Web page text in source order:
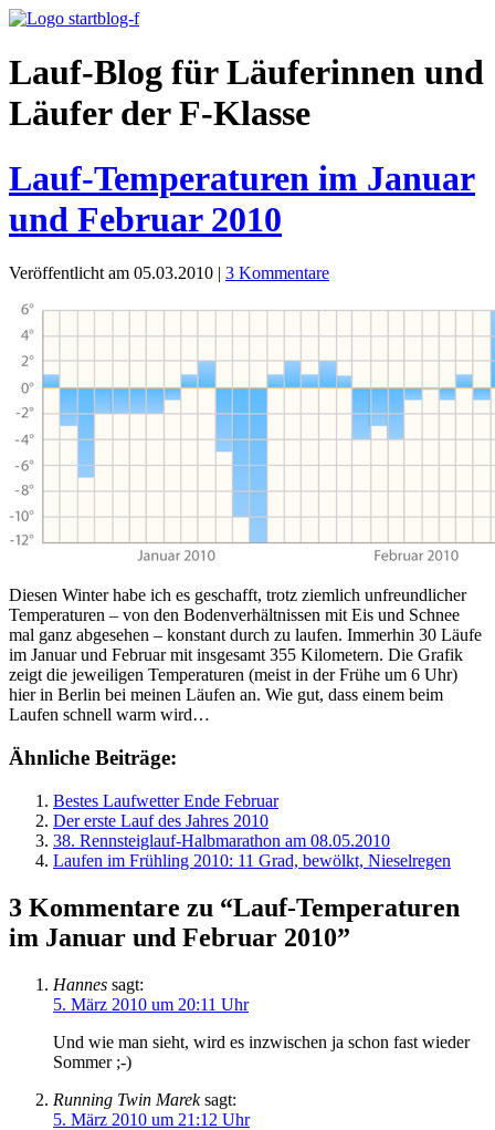
Lauf-Blog für Läuferinnen und
Läufer der F-Klasse
Lauf-Temperaturen im Januar
und Februar 2010
Veröffentlicht am 05.03.2010 | 3 Kommentare
Diesen Winter habe ich es geschafft, trotz ziemlich unfreundlicher
Temperaturen – von den Bodenverhältnissen mit Eis und Schnee
mal ganz abgesehen – konstant durch zu laufen. Immerhin 30 Läufe
im Januar und Februar mit insgesamt 355 Kilometern. Die Grafik
zeigt die jeweiligen Temperaturen (meist in der Frühe um 6 Uhr)
hier in Berlin bei meinen Läufen an. Wie gut, dass einem beim
Laufen schnell warm wird…
Ähnliche Beiträge:
Bestes Laufwetter Ende Februar
Der erste Lauf des Jahres 2010
38. Rennsteiglauf-Halbmarathon am 08.05.2010
Laufen im Frühling 2010: 11 Grad, bewölkt, Nieselregen
3 Kommentare zu “Lauf-Temperaturen
im Januar und Februar 2010”
Hannes sagt:
5. März 2010 um 20:11 Uhr
Und wie man sieht, wird es inzwischen ja schon fast wieder
Sommer ;-)
Running Twin Marek sagt:
5. März 2010 um 21:12 Uhr